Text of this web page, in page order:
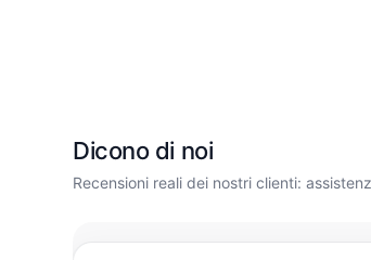
Dicono di noi
Recensioni reali dei nostri clienti: